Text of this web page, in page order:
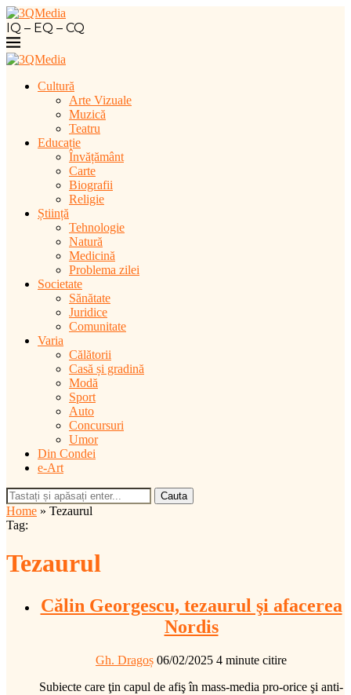
IQ – EQ – CQ
Cultură
Arte Vizuale
Muzică
Teatru
Educație
Învățământ
Carte
Biografii
Religie
Știință
Tehnologie
Natură
Medicină
Problema zilei
Societate
Sănătate
Juridice
Comunitate
Varia
Călătorii
Casă și gradină
Modă
Sport
Auto
Concursuri
Umor
Din Condei
e-Art
Cauta
Home » Tezaurul
Tag:
Tezaurul
Călin Georgescu, tezaurul şi afacerea
Nordis
Gh. Dragoș 06/02/2025 4 minute citire
Subiecte care ţin capul de afiş în mass-media pro-orice şi anti-